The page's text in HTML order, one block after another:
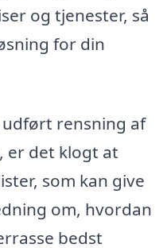
og tjenester, så
for din
rensning af
er det klogt at
som kan give
om, hvordan
bedst